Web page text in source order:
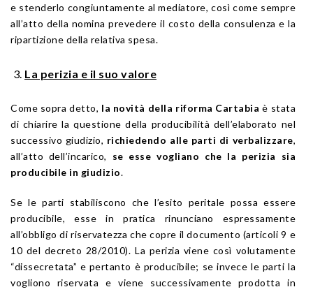
e stenderlo congiuntamente al mediatore, così come sempre
all’atto della nomina prevedere il costo della consulenza e la
ripartizione della relativa spesa.
La perizia e il suo valore
Come sopra detto, la novità della riforma Cartabia è stata
di chiarire la questione della producibilità dell’elaborato nel
successivo giudizio, richiedendo alle parti di verbalizzare,
all’atto dell’incarico, se esse vogliano che la perizia sia
producibile in giudizio.
Se le parti stabiliscono che l’esito peritale possa essere
producibile, esse in pratica rinunciano espressamente
all’obbligo di riservatezza che copre il documento (articoli 9 e
10 del decreto 28/2010). La perizia viene così volutamente
“dissecretata” e pertanto è producibile; se invece le parti la
vogliono riservata e viene successivamente prodotta in